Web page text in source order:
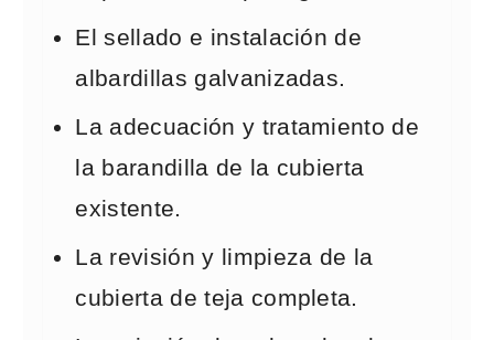
El sellado e instalación de
albardillas galvanizadas.
La adecuación y tratamiento de
la barandilla de la cubierta
existente.
La revisión y limpieza de la
cubierta de teja completa.